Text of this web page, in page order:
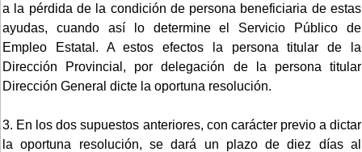
a la pérdida de la condición de persona beneficiaria de estas
ayudas, cuando así lo determine el Servicio Público de
Empleo Estatal. A estos efectos la persona titular de la
Dirección Provincial, por delegación de la persona titular
Dirección General dicte la oportuna resolución.
3. En los dos supuestos anteriores, con carácter previo a dictar
la oportuna resolución, se dará un plazo de diez días al